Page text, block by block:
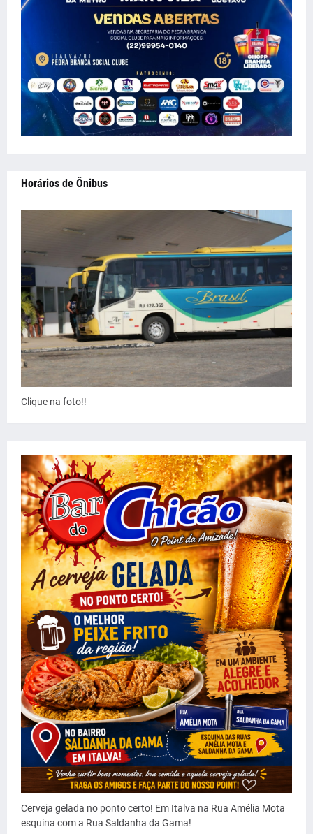
Horários de Ônibus
Clique na foto!!
Cerveja gelada no ponto certo! Em Italva na Rua Amélia Mota
esquina com a Rua Saldanha da Gama!